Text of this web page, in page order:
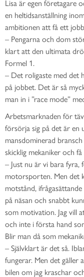
Lisa är egen företagare
en heltidsanställning
ambitionen att få ett
– Pengarna och dom
klart att den ultimata
Formel 1.
– Det roligaste med det
på jobbet. Det är så
man in i ”race mode”
Arbetsmarknaden för
försörja sig på det är en
mansdominerad
skicklig mekaniker och
– Just nu är vi bara fyra,
motorsporten. Men det
motstånd,
på näsan och snabbt
som motivation. Jag vill
och inte i första hand
Blir man då som
– Självklart är det så.
fungerar. Men det gäller
bilen om jag kraschar